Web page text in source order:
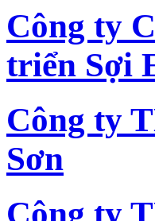
Công ty
triển Sợi
Công ty
Sơn
Công ty